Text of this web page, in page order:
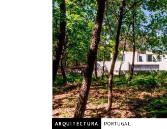
ARQUITECTURA PORTUGAL